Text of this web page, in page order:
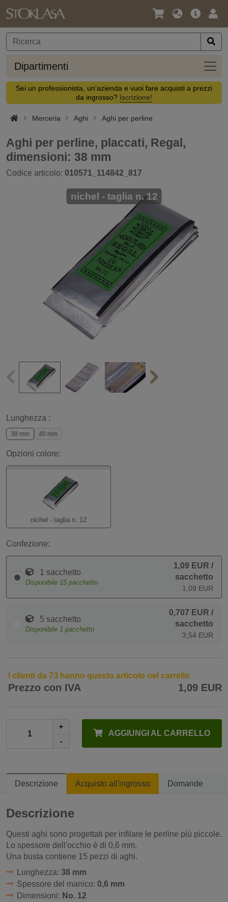
Lingua
Valuta
Offerta
Dipartimenti
Sei un professionista, un'azienda e vuoi fare acquisti a prezzi
da ingrosso? Iscrizione!
Merceria Aghi Aghi per perline
Aghi per perline, placcati, Regal,
dimensioni: 38 mm
Codice articolo: 010571_114842_817
nichel - taglia n. 12
Lunghezza :
38 mm 40 mm
Opzioni colore:
nichel - taglia n. 12
Confezione:
1 sacchetto
Disponibile 15 pacchetto
1,09 EUR /
sacchetto
1,09 EUR
5 sacchetto
Disponibile 1 pacchetto
0,707 EUR /
sacchetto
3,54 EUR
I clienti da 73 hanno questo articolo nel carrello
Prezzo con IVA 1,09 EUR
+
-
AGGIUNGI AL CARRELLO
Descrizione Acquisto all'ingrosso Domande
Descrizione
Questi aghi sono progettati per infilare le perline più piccole.
Lo spessore dell'occhio è di 0,6 mm.
Una busta contiene 15 pezzi di aghi.
Lunghezza: 38 mm
Spessore del manico: 0,6 mm
Dimensioni: No. 12